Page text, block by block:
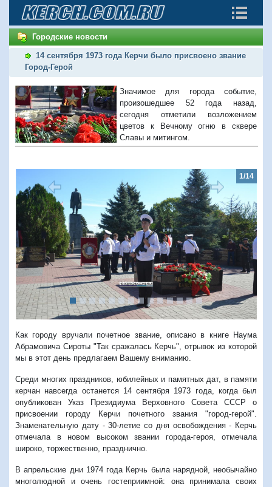
Городские новости
14 сентября 1973 года Керчи было присвоено звание
Город-Герой
Значимое для города событие,
произошедшее 52 года назад,
сегодня отметили возложением
цветов к Вечному огню в сквере
Славы и митингом.
1/14
Предыдущий
Как городу вручали почетное звание, описано в книге Наума
Абрамовича Сироты "Так сражалась Керчь", отрывок из которой
мы в этот день предлагаем Вашему вниманию.
Среди многих праздников, юбилейных и памятных дат, в памяти
керчан навсегда останется 14 сентября 1973 года, когда был
опубликован Указ Президиума Верховного Совета СССР о
присвоении городу Керчи почетного звания "город-герой".
Знаменательную дату - 30-летие со дня освобождения - Керчь
отмечала в новом высоком звании города-героя, отмечала
широко, торжественно, празднично.
В апрельские дни 1974 года Керчь была нарядной, необычайно
многолюдной и очень гостеприимной: она принимала своих